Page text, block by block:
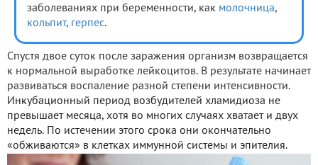
заболеваниях при беременности, как молочница,
кольпит, герпес.
Спустя двое суток после заражения организм возвращается
к нормальной выработке лейкоцитов. В результате начинает
развиваться воспаление разной степени интенсивности.
Инкубационный период возбудителей хламидиоза не
превышает месяца, хотя во многих случаях хватает и двух
недель. По истечении этого срока они окончательно
«обживаются» в клетках иммунной системы и эпителия.